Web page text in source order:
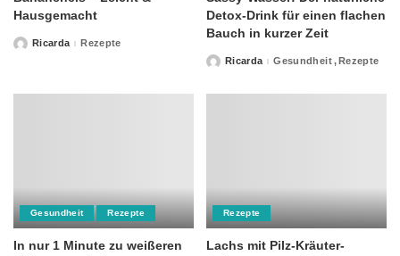
Hausgemacht
PostedRicarda Rezepte
Detox-Drink für einen flachen
Bauch in kurzer Zeit
PostedRicarda Gesundheit Rezepte
Gesundheit Rezepte
In nur 1 Minute zu weißeren
Rezepte
Lachs mit Pilz-Kräuter-